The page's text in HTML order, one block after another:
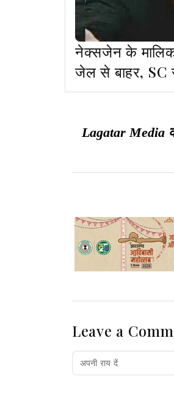
नेक्सजेन के
जेल से बाहर, SC
Lagatar Media
Leave a